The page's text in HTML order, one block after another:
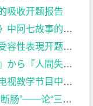
吸收开题报告
的悲剧性开题报告
性表現开题报告
格』まで开题报告
的文化教学开题报告
中的高墙爱情开题报告